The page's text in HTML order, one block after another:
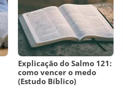
Explicação do Salmo 121:
como vencer o medo
(Estudo Bíblico)